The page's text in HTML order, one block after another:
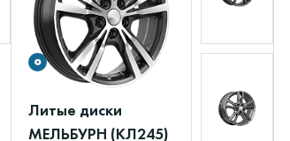
Литые диски
МЕЛЬБУРН (КЛ245)